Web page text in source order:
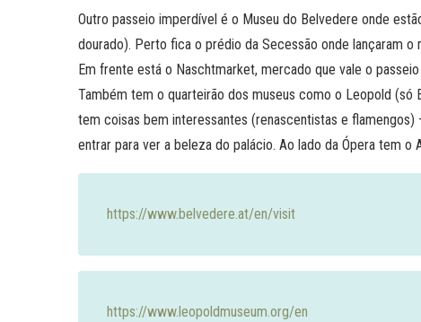
Outro passeio imperdível é o Museu do Belvedere onde
dourado). Perto fica o prédio da Secessão onde lançaram
Em frente está o Naschtmarket, mercado que vale o
Também tem o quarteirão dos museus como o Leopold (só
tem coisas bem interessantes (renascentistas e
entrar para ver a beleza do palácio. Ao lado da Ópera tem o
https://www.belvedere.at/en/visit
https://www.leopoldmuseum.org/en